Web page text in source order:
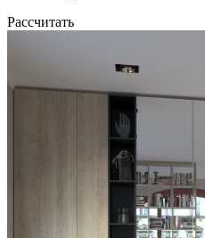
Рассчитать